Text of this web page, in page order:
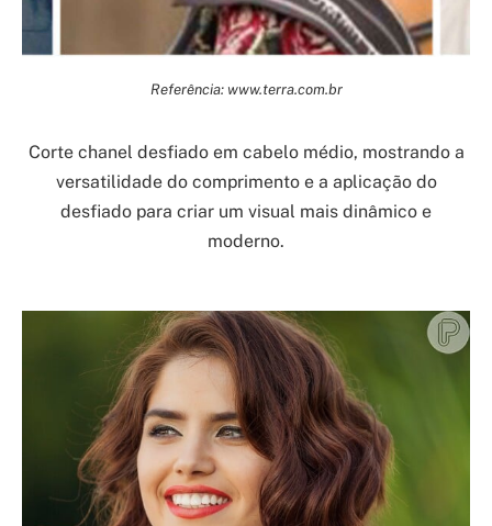
Referência: www.terra.com.br
Corte chanel desfiado em cabelo médio, mostrando a
versatilidade do comprimento e a aplicação do
desfiado para criar um visual mais dinâmico e
moderno.